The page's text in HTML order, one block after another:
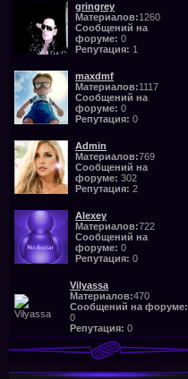
gringrey
Материалов:1260
Сообщений на
форуме: 0
Репутация: 1
maxdmf
Материалов:1117
Сообщений на
форуме: 0
Репутация: 0
Admin
Материалов:769
Сообщений на
форуме: 302
Репутация: 2
Alexey
Материалов:722
Сообщений на
форуме: 0
Репутация: 0
Vilyassa
Материалов:470
Сообщений на форуме:
0
Репутация: 0